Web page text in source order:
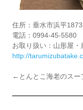
住所：垂水市浜平
電話：0994-45-5580
お取り扱い：山形屋
http://
←とんとこ海老のスー